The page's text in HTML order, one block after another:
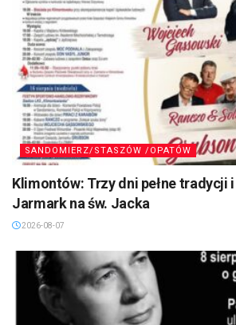
SANDOMIERZ/STASZÓW /OPATÓW
Klimontów: Trzy dni pełne tradycji
Jarmark na św. Jacka
2026-08-07